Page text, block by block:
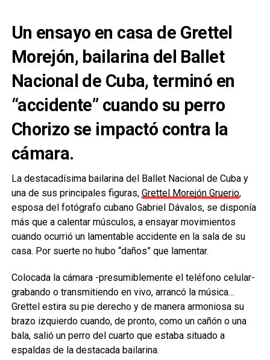
Un ensayo en casa de Grettel
Morejón, bailarina del Ballet
Nacional de Cuba, terminó en
“accidente” cuando su perro
Chorizo se impactó contra la
cámara.
La destacadísima bailarina del Ballet Nacional de Cuba y
una de sus principales figuras, Grettel Morejón Gruerio,
esposa del fotógrafo cubano Gabriel Dávalos, se disponía
más que a calentar músculos, a ensayar movimientos
cuando ocurrió un lamentable accidente en la sala de su
casa. Por suerte no hubo “daños” que lamentar.
Colocada la cámara -presumiblemente el teléfono celular-
grabando o transmitiendo en vivo, arrancó la música…
Grettel estira su pie derecho y de manera armoniosa su
brazo izquierdo cuando, de pronto, como un cañón o una
bala, salió un perro del cuarto que estaba situado a
espaldas de la destacada bailarina.